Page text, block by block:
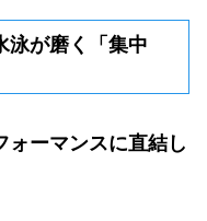
泳が磨く「集中
ォーマンスに直結し